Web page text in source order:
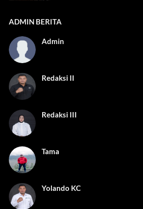
ADMIN BERITA
Admin
Redaksi II
Redaksi III
Tama
Yolando KC